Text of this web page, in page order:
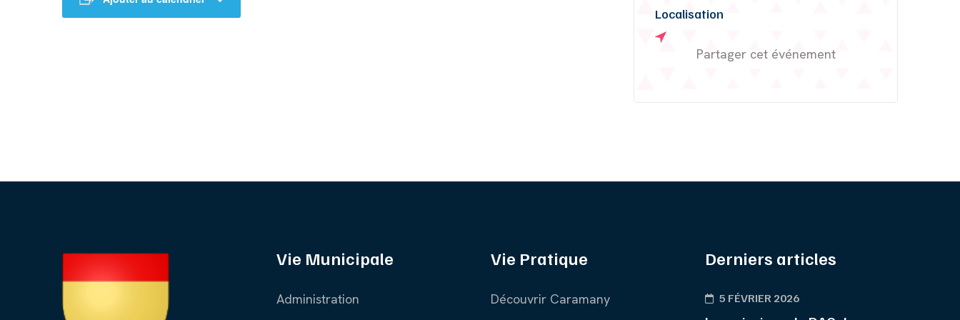
Localisation
Partager cet événement
Vie Municipale
Administration
Vie Pratique
Découvrir Caramany
Derniers articles
5 FÉVRIER 2026